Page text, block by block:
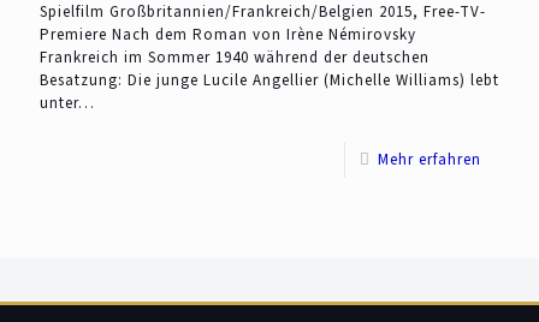
Spielfilm Großbritannien/Frankreich/Belgien 2015, Free-TV-
Premiere Nach dem Roman von Irène Némirovsky
Frankreich im Sommer 1940 während der deutschen
Besatzung: Die junge Lucile Angellier (Michelle Williams) lebt
unter…
Mehr erfahren